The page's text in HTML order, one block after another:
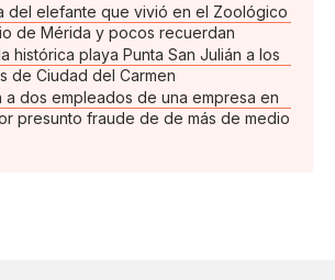
del elefante que vivió en el Zoológico
de Mérida y pocos recuerdan
histórica playa Punta San Julián a los
de Ciudad del Carmen
a dos empleados de una empresa en
presunto fraude de de más de medio